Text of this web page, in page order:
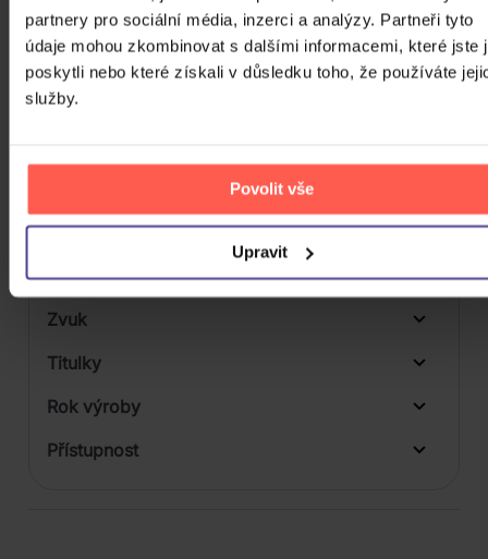
partnery pro sociální média, inzerci a analýzy. Partneři tyto
údaje mohou zkombinovat s dalšími informacemi, které jste
poskytli nebo které získali v důsledku toho, že používáte
služby.
Povolit vše
Upravit
1
Počet DVD
Počet BD
Počet vinyl
Plastový obal
Formát média
Počet Platform Album
Zvuk
Titulky
Rok výroby
Přístupnost